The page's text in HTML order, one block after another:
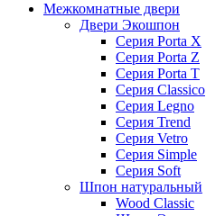
Межкомнатные двери
Двери Экошпон
Серия Porta X
Серия Porta Z
Серия Porta T
Серия Classico
Серия Legno
Серия Trend
Серия Vetro
Серия Simple
Серия Soft
Шпон натуральный
Wood Classic